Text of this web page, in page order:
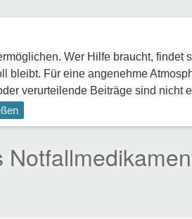
Wer Hilfe braucht, findet
bleibt. Für eine angenehme
verurteilende Beiträge sind nicht